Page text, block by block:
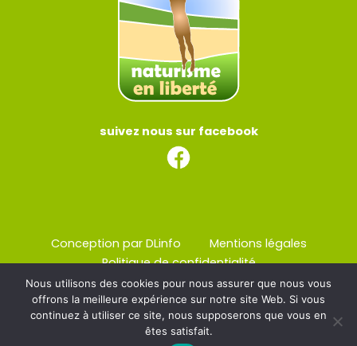
suivez nous sur facebook
Conception par DLinfo
Mentions légales
Politique de confidentialité
Nous utilisons des cookies pour nous assurer que nous vous
offrons la meilleure expérience sur notre site Web. Si vous
continuez à utiliser ce site, nous supposerons que vous en
êtes satisfait.